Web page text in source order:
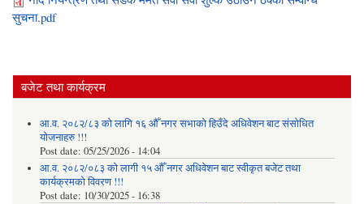
सुचना.pdf
बजेट तथा कार्यक्रम
आ.व. २०८२/८३ को लागि १६ औँ नगर सभाको हिउँदे अधिवेशन बाट संसोधित
योजनाहरु !!!
Post date: 05/25/2026 - 14:04
आ.व. २०८२/०८३ को लागी १५ औँ नगर अधिवेशन बाट स्वीकृत बजेट तथा
कार्यक्रमको विवरण !!!
Post date: 10/30/2025 - 16:38